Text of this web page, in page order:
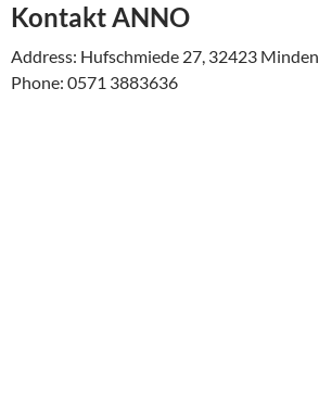
Kontakt ANNO
Address: Hufschmiede 27, 32423 Minden
Phone: 0571 3883636